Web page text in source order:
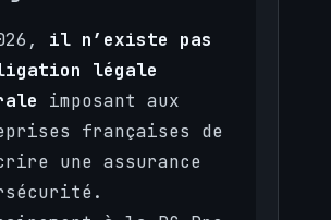
il n’existe pas
légale
imposant aux
françaises de
une assurance